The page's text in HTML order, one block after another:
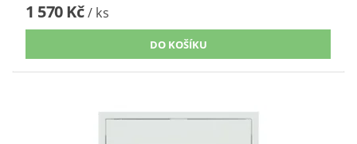
1 570 Kč/ ks